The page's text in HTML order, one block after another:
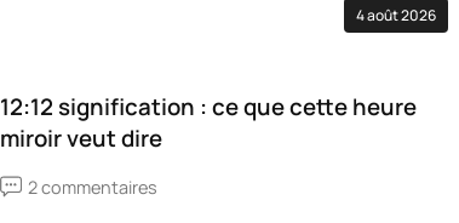
4 août 2026
12:12 signification : ce que cette heure
miroir veut dire
2 commentaires